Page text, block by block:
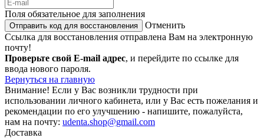
Поля обязательное для заполнения
Отправить код для восстановления
Отменить
Ссылка для восстановления отправлена Вам на электронную
почту!
Проверьте свой E-mail адрес, и перейдите по ссылке для
ввода нового пароля.
Вернуться на главную
Внимание! Если у Вас возникли трудности при
использовании личного кабинета, или у Вас есть пожелания и
рекомендации по его улучшению - напишите, пожалуйста,
нам на почту: udenta.shop@gmail.com
Доставка